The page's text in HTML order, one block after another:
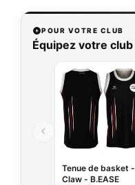
POUR VOTRE CLUB
Équipez votre club
Tenue de basket -
Claw - B.EASE